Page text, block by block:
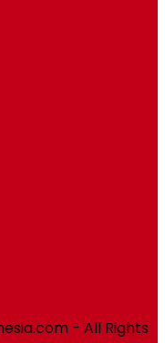
- All Rights